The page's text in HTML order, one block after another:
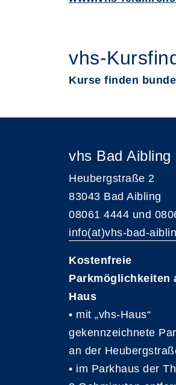
vhs-
Kurse finden
vhs Bad Aibling
Heubergstraße 2
83043 Bad Aibling
08061 4444 und
info(at)vhs-bad-
Kostenfreie
Parkmöglichkeiten
Haus
• mit „vhs-Haus“
gekennzeichnete
an der
• im Parkhaus der